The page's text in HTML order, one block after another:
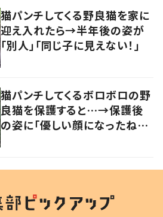
猫パンチしてくる野良猫を家に
迎え入れたら→半年後の姿が
「別人」「同じ子に見えない！」
猫パンチしてくるボロボロの野
良猫を保護すると…→保護後
の姿に「優しい顔になったね！」